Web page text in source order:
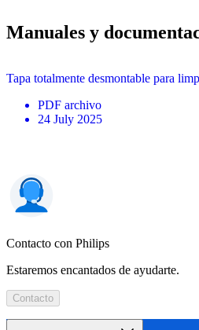
Manuales y
Tapa totalmente desmontable para
PDF archivo
24 July 2025
Contacto con Philips
Estaremos encantados de ayudarte.
Contacto